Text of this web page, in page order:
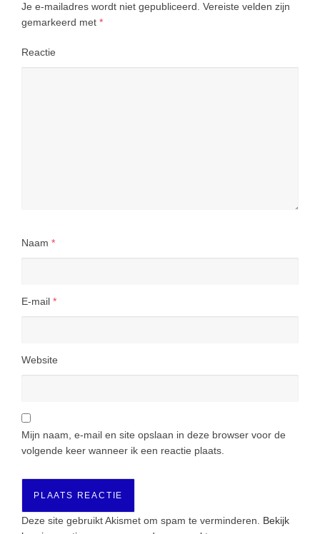
Je e-mailadres wordt niet gepubliceerd. Vereiste velden zijn
gemarkeerd met *
Reactie
Naam *
E-mail *
Website
Mijn naam, e-mail en site opslaan in deze browser voor de
volgende keer wanneer ik een reactie plaats.
Deze site gebruikt Akismet om spam te verminderen. Bekijk